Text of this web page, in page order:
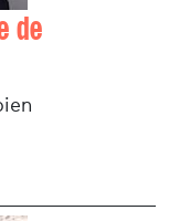
de